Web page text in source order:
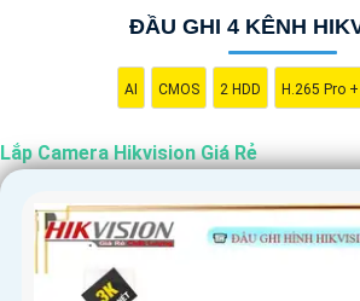
lượng vượt trội, Camera Hikvision vẫntin
phù hợp với nhu cầu và túi tiền của mọi
- Dễ sử dụng: Camera Hikvision được thiết
năng chuyên môn.
Nơi mua Camera Hikvision giá rẻ
Nếu bạn quan tâm đến việc lắp Camera
hãy đến ngay cửa hàng chuyên cung cấp
tín. Với đội ngũ nhân viên chuyên nghiệp,
ĐẦU GHI 4 KÊNH
AI CMOS 2 HDD H.265 Pro +
Lắp Camera Hikvision Giá Rẻ